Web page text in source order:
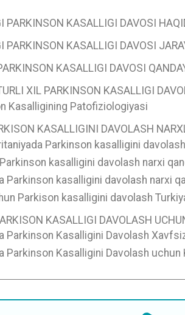
PARKINSON KASALLIGI DAVOSI
PARKINSON KASALLIGI DAVOSI
KASALLIGI DAVOSI
XIL PARKINSON KASALLIGI
Kasalligining Patofiziologiyasi
KASALLIGINI DAVOLASH
Parkinson kasalligini
kasalligini davolash narxi
Parkinson kasalligini davolash narxi
Parkison kasalligini davolash
KASALLIGI DAVOLASH
Parkinson Kasalligini Davolash
Parkinson Kasalligini Davolash